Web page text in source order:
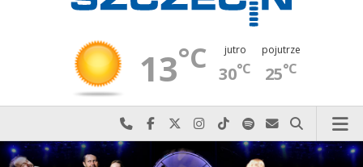
13°C jutro
30°C
pojutrze
25°C
Najlepiej po prostu do nas zadzwoń
Odwiedź nas na Facebook-u
Odwiedź nas na X
Odwiedź nas na Instagram-ie
Odwiedź nas na TikTok-u
Szukaj nas na Spotify
Wyślij do nas
Szukaj